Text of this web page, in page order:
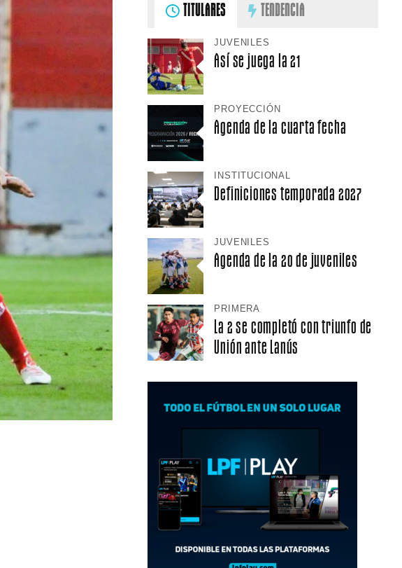
TITULARES TENDENCIA
JUVENILES
Así se juega la 21
PROYECCIÓN
Agenda de la cuarta fecha
INSTITUCIONAL
Definiciones temporada 2027
JUVENILES
Agenda de la 20 de juveniles
PRIMERA
La 2 se completó con triunfo de
Unión ante Lanús